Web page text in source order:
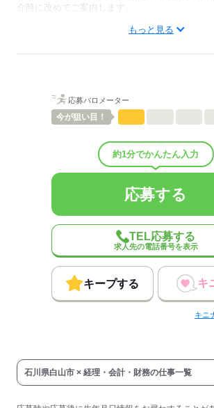
介時に改めてご案内します。
低い
職場の様子 しずか
配属先部署：
待遇・福利厚生：
応募する
もっと見る
応募バロメーター
今が狙い目！
約1分でかんたん入力
応募する
TEL応募する
求人先の電話番号を表示
キープする キ
キニ
石川県白山市 × 経理・会計・財務の仕事一覧